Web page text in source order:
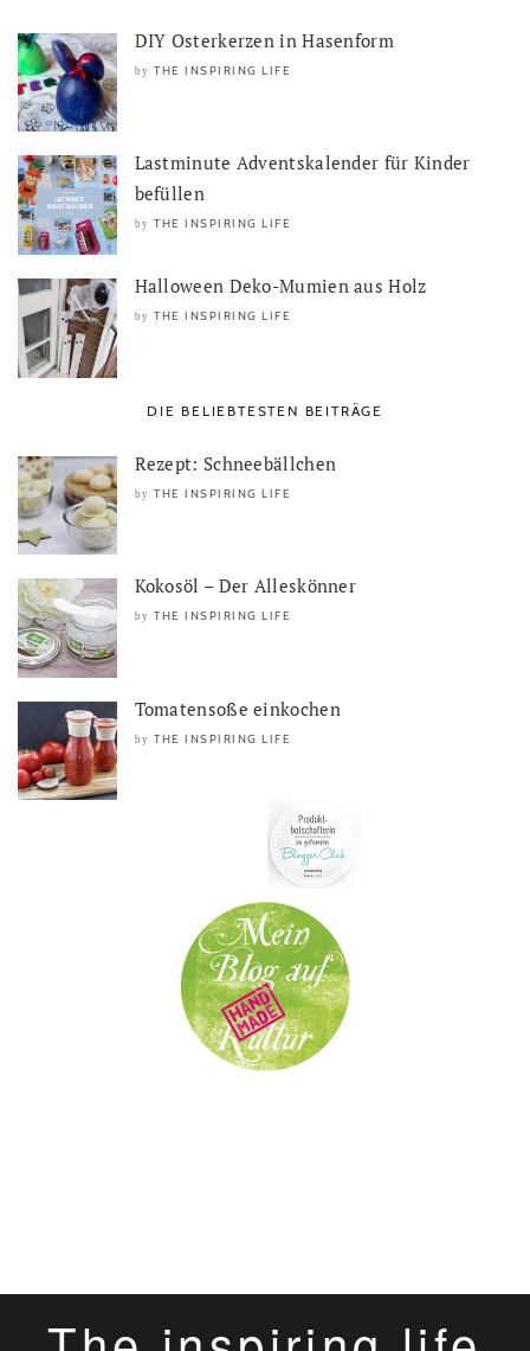
DIY Osterkerzen in Hasenform
by THE INSPIRING LIFE
Lastminute Adventskalender für Kinder
befüllen
by THE INSPIRING LIFE
Halloween Deko-Mumien aus Holz
by THE INSPIRING LIFE
DIE BELIEBTESTEN BEITRÄGE
Rezept: Schneebällchen
by THE INSPIRING LIFE
Kokosöl – Der Alleskönner
by THE INSPIRING LIFE
Tomatensoße einkochen
by THE INSPIRING LIFE